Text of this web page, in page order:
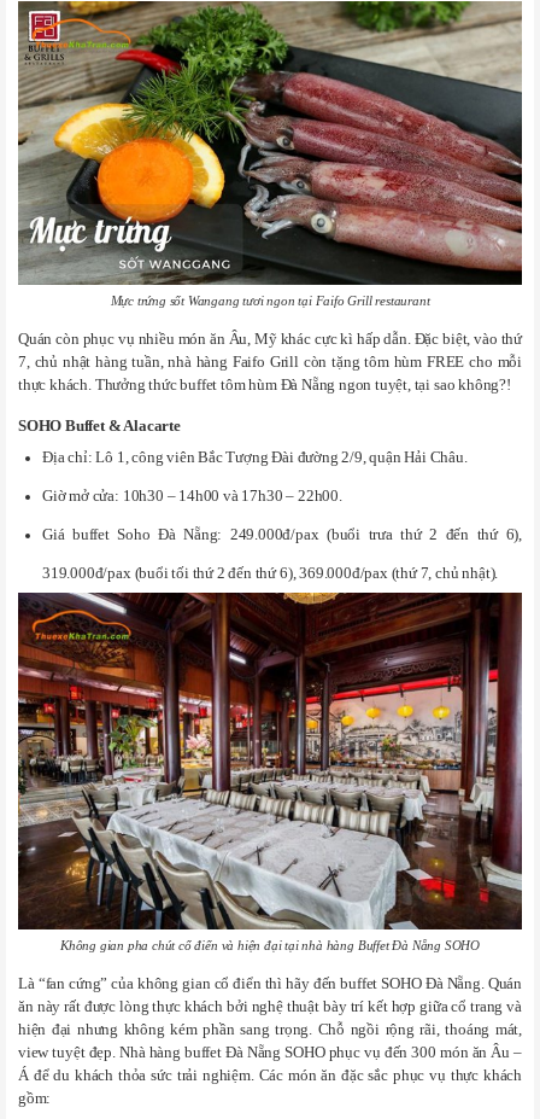
Mực trứng sốt Wangang tươi ngon tại Faifo Grill restaurant
Quán còn phục vụ nhiều món ăn Âu, Mỹ khác cực kì hấp dẫn. Đặc biệt, vào thứ
7, chủ nhật hàng tuần, nhà hàng Faifo Grill còn tặng tôm hùm FREE cho mỗi
thực khách. Thưởng thức buffet tôm hùm Đà Nẵng ngon tuyệt, tại sao không?!
SOHO Buffet & Alacarte
Địa chỉ: Lô 1, công viên Bắc Tượng Đài đường 2/9, quận Hải Châu.
Giờ mở cửa: 10h30 – 14h00 và 17h30 – 22h00.
Giá buffet Soho Đà Nẵng: 249.000đ/pax (buổi trưa thứ 2 đến thứ 6),
319.000đ/pax (buổi tối thứ 2 đến thứ 6), 369.000đ/pax (thứ 7, chủ nhật).
Không gian pha chút cổ điển và hiện đại tại nhà hàng Buffet Đà Nẵng SOHO
Là “fan cứng” của không gian cổ điển thì hãy đến buffet SOHO Đà Nẵng. Quán
ăn này rất được lòng thực khách bởi nghệ thuật bày trí kết hợp giữa cổ trang và
hiện đại nhưng không kém phần sang trọng. Chỗ ngồi rộng rãi, thoáng mát,
view tuyệt đẹp. Nhà hàng buffet Đà Nẵng SOHO phục vụ đến 300 món ăn Âu –
Á để du khách thỏa sức trải nghiệm. Các món ăn đặc sắc phục vụ thực khách
gồm: